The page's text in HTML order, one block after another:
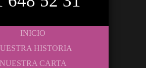
INICIO
HISTORIA
NUESTRA CARTA